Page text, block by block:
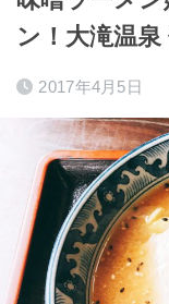
ン！大滝温泉
2017年4月5日